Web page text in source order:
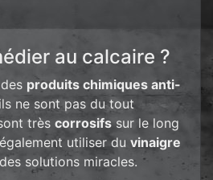
au calcaire ?
produits chimiques anti-
ne sont pas du tout
très corrosifs sur le long
utiliser du vinaigre
solutions miracles.